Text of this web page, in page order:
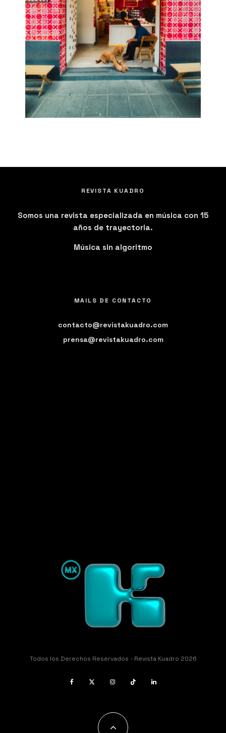
REVISTA KUADRO
Somos una revista especializada en música con 15
años de trayectoria.
Música sin algoritmo
MAILS DE CONTACTO
contacto@revistakuadro.com
prensa@revistakuadro.com
Todos los Derechos Reservados - Revista Kuadro 2026